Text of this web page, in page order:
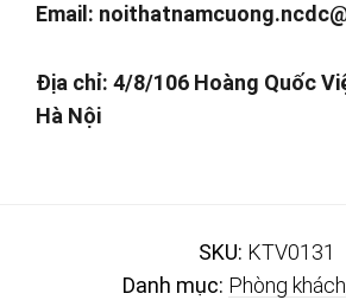
Email:
Địa chỉ: 4/8/106 Hoàng Quốc
Hà Nội
SKU: KTV0131
Danh mục: Phòng khách